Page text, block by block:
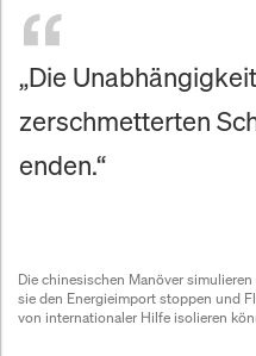
„Die
zerschmetterten
enden.“
Die chinesischen Manöver
sie den Energieimport stoppen und
von internationaler Hilfe isolieren